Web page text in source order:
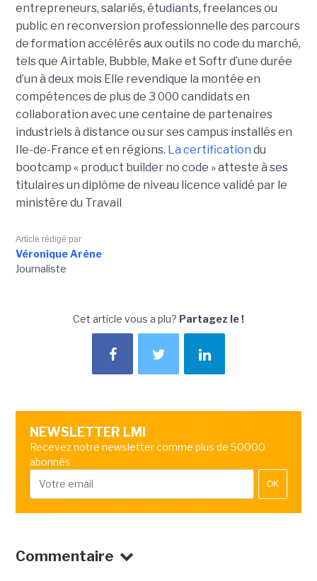
entrepreneurs, salariés, étudiants, freelances ou
public en reconversion professionnelle des parcours
de formation accélérés aux outils no code du marché,
tels que Airtable, Bubble, Make et Softr d’une durée
d’un à deux mois Elle revendique la montée en
compétences de plus de 3 000 candidats en
collaboration avec une centaine de partenaires
industriels à distance ou sur ses campus installés en
Ile-de-France et en régions. La certification du
bootcamp « product builder no code » atteste à ses
titulaires un diplôme de niveau licence validé par le
ministère du Travail
Article rédigé par
Véronique Arène
Journaliste
Cet article vous a plu? Partagez le !
NEWSLETTER LMI
Recevez notre newsletter comme plus de 50000
abonnés
OK
Commentaire